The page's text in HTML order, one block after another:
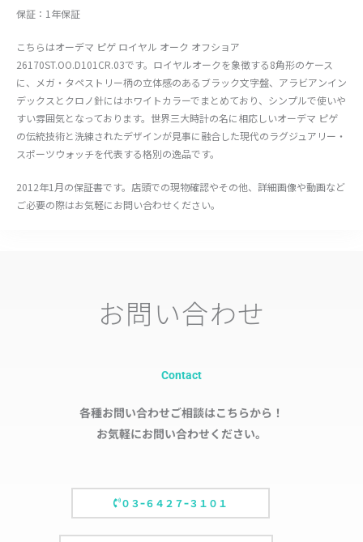
保証：1年保証
こちらはオーデマ ピゲ ロイヤル オーク オフショア
26170ST.OO.D101CR.03です。ロイヤルオークを象徴する8角形のケース
に、メガ・タペストリー柄の立体感のあるブラック文字盤、アラビアンイン
デックスとクロノ針にはホワイトカラーでまとめており、シンプルで使いや
すい雰囲気となっております。世界三大時計の名に相応しいオーデマ ピゲ
の伝統技術と洗練されたデザインが見事に融合した現代のラグジュアリー・
スポーツウォッチを代表する格別の逸品です。
2012年1月の保証書です。店頭での現物確認やその他、詳細画像や動画など
ご必要の際はお気軽にお問い合わせください。
お問い合わせ
Contact
各種お問い合わせご相談はこちらから！
お気軽にお問い合わせください。
０３ｰ６４２７ｰ３１０１